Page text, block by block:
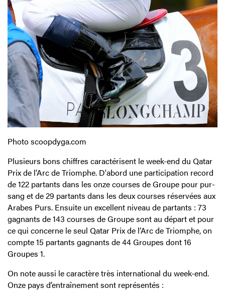
Photo scoopdyga.com
Plusieurs bons chiffres caractérisent le week-end du Qatar
Prix de l’Arc de Triomphe. D'abord une participation record
de 122 partants dans les onze courses de Groupe pour pur-
sang et de 29 partants dans les deux courses réservées aux
Arabes Purs. Ensuite un excellent niveau de partants : 73
gagnants de 143 courses de Groupe sont au départ et pour
ce qui concerne le seul Qatar Prix de l’Arc de Triomphe, on
compte 15 partants gagnants de 44 Groupes dont 16
Groupes 1.
On note aussi le caractère très international du week-end.
Onze pays d’entraînement sont représentés :